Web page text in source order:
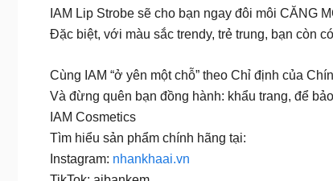
IAM Lip Strobe sẽ cho bạn ngay đôi môi CĂNG
Đặc biệt, với màu sắc trendy, trẻ trung, bạn còn
Cùng IAM “ở yên một chỗ” theo Chỉ định của
Và đừng quên bạn đồng hành: khẩu trang, để
IAM Cosmetics
Tìm hiểu sản phẩm chính hãng tại:
Instagram: nhankhaai.vn